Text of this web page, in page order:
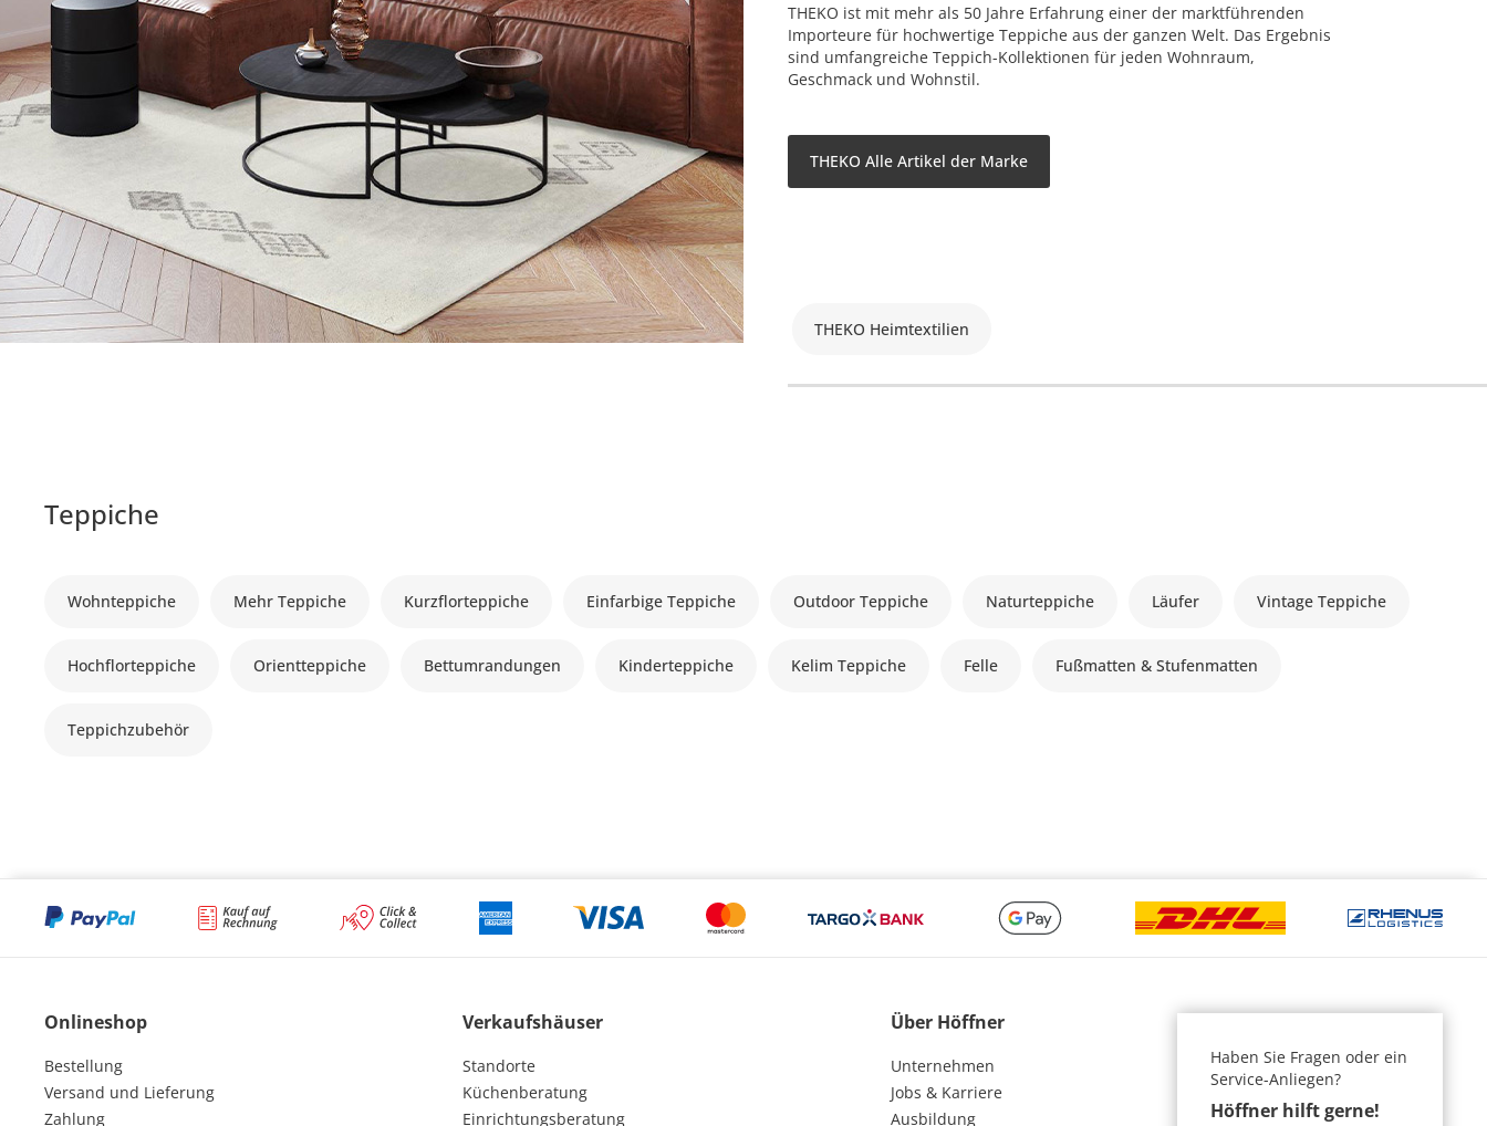
THEKO ist mit mehr als 50 Jahre Erfahrung einer der marktführenden
Importeure für hochwertige Teppiche aus der ganzen Welt. Das Ergebnis
sind umfangreiche Teppich-Kollektionen für jeden Wohnraum,
Geschmack und Wohnstil.
THEKO Alle Artikel der Marke
THEKO Heimtextilien
Teppiche
Wohnteppiche Mehr Teppiche Kurzflorteppiche Einfarbige Teppiche Outdoor Teppiche Naturteppiche Läufer Vintage Teppiche
Hochflorteppiche Orientteppiche Bettumrandungen Kinderteppiche Kelim Teppiche Felle Fußmatten & Stufenmatten
Teppichzubehör
Onlineshop
Bestellung
Versand und Lieferung
Zahlung
Verkaufshäuser
Standorte
Küchenberatung
Einrichtungsberatung
Über Höffner
Unternehmen
Jobs & Karriere
Ausbildung
Haben Sie Fragen oder ein
Service-Anliegen?
Höffner hilft gerne!